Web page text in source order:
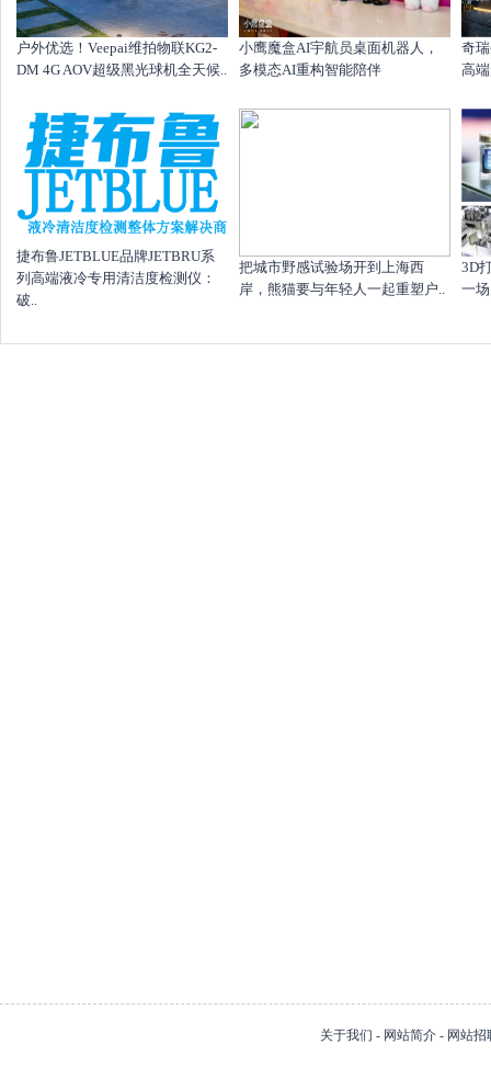
户外优选！Veepai维拍物联KG2-
DM 4G AOV超级黑光球机全天候..
小鹰魔盒AI宇航员桌面机器人，
多模态AI重构智能陪伴
奇
高
捷布鲁JETBLUE品牌JETBRU系
列高端液冷专用清洁度检测仪：
破..
把城市野感试验场开到上海西
岸，熊猫要与年轻人一起重塑户..
​3D
一
关于我们 - 网站简介 - 网站招